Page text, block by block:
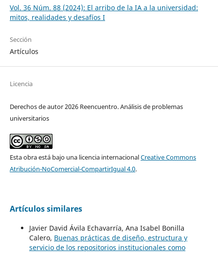
Vol. 36 Núm. 88 (2024): El arribo de la IA a la universidad:
mitos, realidades y desafíos I
Sección
Artículos
Licencia
Derechos de autor 2026 Reencuentro. Análisis de problemas
universitarios
Esta obra está bajo una licencia internacionalCreative Commons
Atribución-NoComercial-CompartirIgual 4.0.
Artículos similares
Javier David Ávila Echavarría, Ana Isabel Bonilla
Calero, Buenas prácticas de diseño, estructura y
servicio de los repositorios institucionales como